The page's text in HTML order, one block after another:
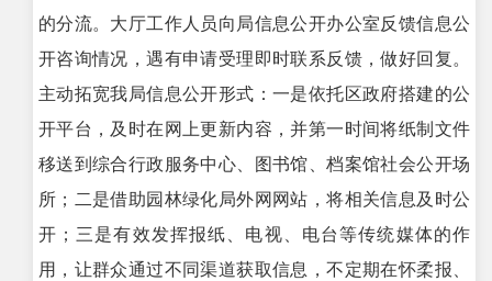
的分流。大厅工作人员向局信息公开办公室反馈信息公
开咨询情况，遇有申请受理即时联系反馈，做好回复。
主动拓宽我局信息公开形式：一是依托区政府搭建的公
开平台，及时在网上更新内容，并第一时间将纸制文件
移送到综合行政服务中心、图书馆、档案馆社会公开场
所；二是借助园林绿化局外网网站，将相关信息及时公
开；三是有效发挥报纸、电视、电台等传统媒体的作
用，让群众通过不同渠道获取信息，不定期在怀柔报、